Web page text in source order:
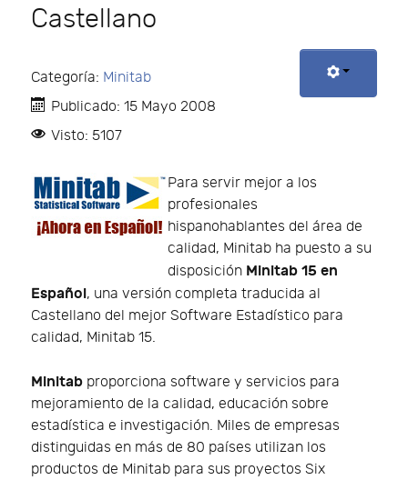
Castellano
Categoría: Minitab
Publicado: 15 Mayo 2008
Visto: 5107
Para servir mejor a los
profesionales
hispanohablantes del área de
calidad, Minitab ha puesto a su
disposición Minitab 15 en
Español, una versión completa traducida al
Castellano del mejor Software Estadístico para
calidad, Minitab 15.
Minitab proporciona software y servicios para
mejoramiento de la calidad, educación sobre
estadística e investigación. Miles de empresas
distinguidas en más de 80 países utilizan los
productos de Minitab para sus proyectos Six